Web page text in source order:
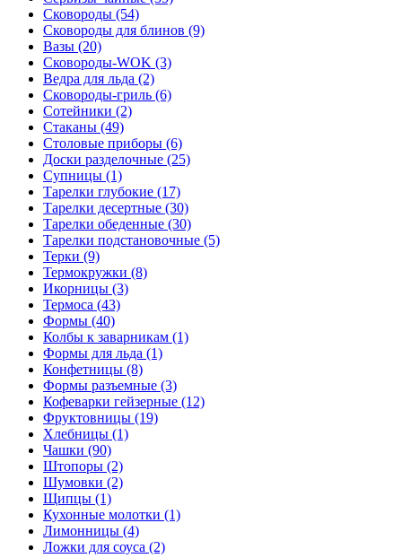
Сковороды (54)
Сковороды для блинов (9)
Вазы (20)
Сковороды-WOK (3)
Ведра для льда (2)
Сковороды-гриль (6)
Сотейники (2)
Стаканы (49)
Столовые приборы (6)
Доски разделочные (25)
Супницы (1)
Тарелки глубокие (17)
Тарелки десертные (30)
Тарелки обеденные (30)
Тарелки подстановочные (5)
Терки (9)
Термокружки (8)
Икорницы (3)
Термоса (43)
Формы (40)
Колбы к заварникам (1)
Формы для льда (1)
Конфетницы (8)
Формы разъемные (3)
Кофеварки гейзерные (12)
Фруктовницы (19)
Хлебницы (1)
Чашки (90)
Штопоры (2)
Шумовки (2)
Щипцы (1)
Кухонные молотки (1)
Лимонницы (4)
Ложки для соуса (2)